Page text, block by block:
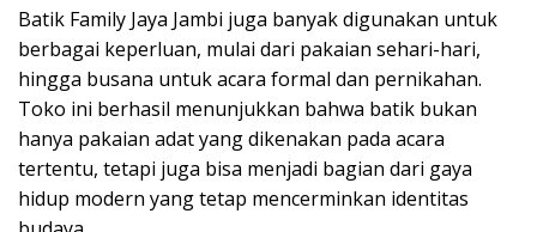
Batik Family Jaya Jambi juga banyak digunakan untuk
berbagai keperluan, mulai dari pakaian sehari-hari,
hingga busana untuk acara formal dan pernikahan.
Toko ini berhasil menunjukkan bahwa batik bukan
hanya pakaian adat yang dikenakan pada acara
tertentu, tetapi juga bisa menjadi bagian dari gaya
hidup modern yang tetap mencerminkan identitas